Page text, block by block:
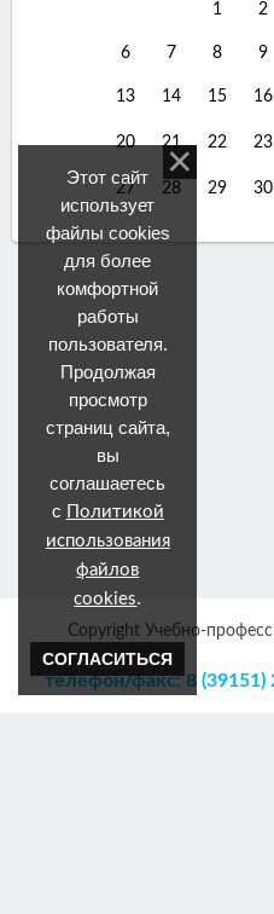
1 2
6 7 8 9
13 14 15 16
20 21 22 23
27 28 29 30
Copyright Учебно-
телефон/факс: 8 (39151)
Этот сайт
использует
файлы cookies
для более
комфортной
работы
пользователя.
Продолжая
просмотр
страниц сайта,
вы
соглашаетесь
с
Политикой
использования
файлов
cookies.
СОГЛАСИТЬСЯ